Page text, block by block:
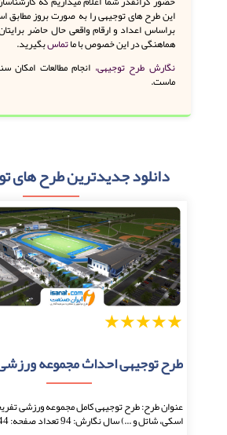
این طرح های توجیهی را به صورت بروز مطابق
براساس اعداد و ارقام واقعی حال حاضر
هماهنگی در این خصوص با ماتماسبگیرید.
نگارش طرح توجیهی، انجام مطالعات
ماست.
دانلود جدیدترین طرح های
5
4
3
2
عنوان طرح: طرح توجیهی کامل مجموعه ورزشی